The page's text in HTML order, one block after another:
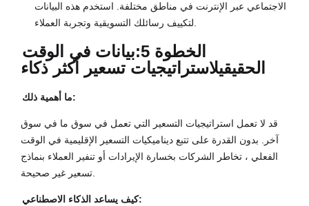
الاجتماعي عبر الإنترنت في مناطق مختلفة. استخدم هذه البيانات
لتكييف رسائلك التسويقية وتجربة العملاء.
الخطوة 5:
بيانات في الوقت
الحقيقيلاستراتيجيات تسعير أكثر ذكاء
ما أهمية ذلك:
قد لا تعمل استراتيجيات التسعير التي تعمل في سوق ما في سوق
آخر. بدون القدرة على تتبع ديناميكيات التسعير الإقليمية في الوقت
الفعلي ، تخاطر الشركات بخسارة الإيرادات أو تنفير العملاء بنماذج
تسعير غير صحيحة.
كيف يساعد الذكاء الاصطناعي: